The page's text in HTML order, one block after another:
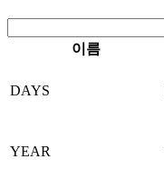
이름
DAYS
YEAR